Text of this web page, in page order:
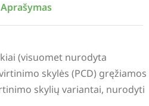
Aprašymas
(visuomet nurodyta
skylės (PCD) gręžiamos
skylių variantai, nurodyti